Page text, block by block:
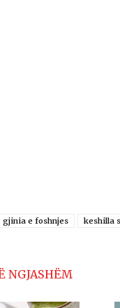
gjinia e foshnjes keshilla
NGJASHËM